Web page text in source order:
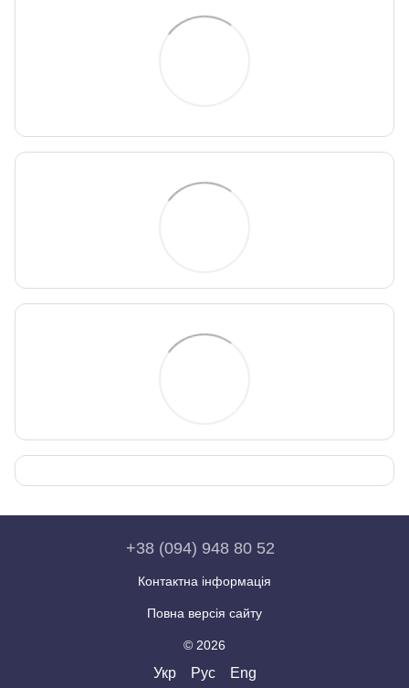
+38 (094) 948 80 52
Контактна інформація
Повна версія сайту
© 2026
Укр Рус Eng